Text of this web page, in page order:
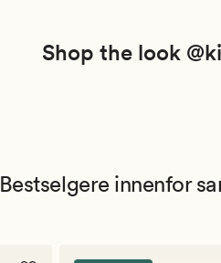
Shop the look
Bestselgere innenfor